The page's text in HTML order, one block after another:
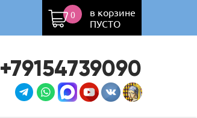
в корзине
ПУСТО
0
+79154739090